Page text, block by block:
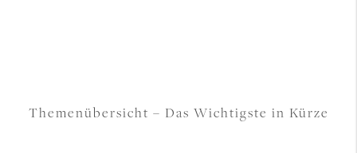
Themenübersicht – Das Wichtigste in Kürze